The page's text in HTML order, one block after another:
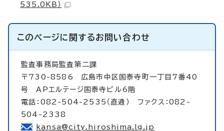
535.0KB）
このページに関するお問い合わせ
監査事務局監査第二課
〒730-8586 広島市中区国泰寺町一丁目7番40
号 APエルテージ国泰寺ビル6階
電話：082-504-2535（直通） ファクス：082-
504-2338
kansa@city.hiroshima.lg.jp